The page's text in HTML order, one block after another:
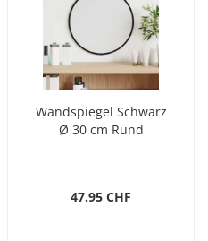
Wandspiegel Schwarz
Ø 30 cm Rund
47.95 CHF